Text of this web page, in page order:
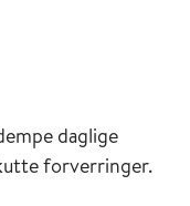
daglige
forverringer.